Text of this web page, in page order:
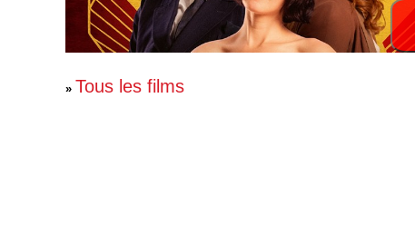
» Tous les films